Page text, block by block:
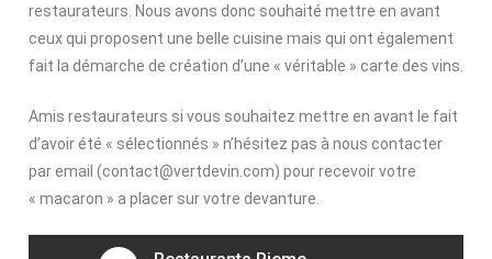
restaurateurs. Nous avons donc souhaité mettre en avant
ceux qui proposent une belle cuisine mais qui ont également
fait la démarche de création d’une « véritable » carte des vins.
Amis restaurateurs si vous souhaitez mettre en avant le fait
d’avoir été « sélectionnés » n’hésitez pas à nous contacter
par email (contact@vertdevin.com) pour recevoir votre
« macaron » a placer sur votre devanture.